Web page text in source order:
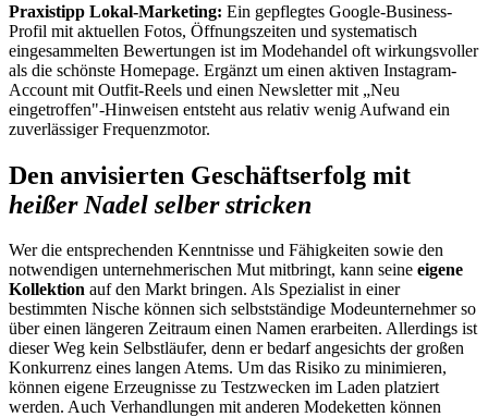
Praxistipp Lokal-Marketing: Ein gepflegtes Google-Business-
Profil mit aktuellen Fotos, Öffnungszeiten und systematisch
eingesammelten Bewertungen ist im Modehandel oft wirkungsvoller
als die schönste Homepage. Ergänzt um einen aktiven Instagram-
Account mit Outfit-Reels und einen Newsletter mit „Neu
eingetroffen"-Hinweisen entsteht aus relativ wenig Aufwand ein
zuverlässiger Frequenzmotor.
Den anvisierten Geschäftserfolg mit
heißer Nadel selber stricken
Wer die entsprechenden Kenntnisse und Fähigkeiten sowie den
notwendigen unternehmerischen Mut mitbringt, kann seine eigene
Kollektion auf den Markt bringen. Als Spezialist in einer
bestimmten Nische können sich selbstständige Modeunternehmer so
über einen längeren Zeitraum einen Namen erarbeiten. Allerdings ist
dieser Weg kein Selbstläufer, denn er bedarf angesichts der großen
Konkurrenz eines langen Atems. Um das Risiko zu minimieren,
können eigene Erzeugnisse zu Testzwecken im Laden platziert
werden. Auch Verhandlungen mit anderen Modeketten können